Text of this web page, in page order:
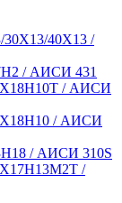
40Х13 /
/ АИСИ 431
/ АИСИ
/ АИСИ
/ АИСИ 310S
/